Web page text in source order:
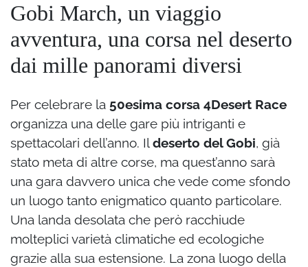
Gobi March, un viaggio
avventura, una corsa nel deserto
dai mille panorami diversi
Per celebrare la 50esima corsa 4Desert Race
organizza una delle gare più intriganti e
spettacolari dell’anno. Ildeserto del Gobi, già
stato meta di altre corse, ma quest’anno sarà
una gara davvero unica che vede come sfondo
un luogo tanto enigmatico quanto particolare.
Una landa desolata che però racchiude
molteplici varietà climatiche ed ecologiche
grazie alla sua estensione. La zona luogo della